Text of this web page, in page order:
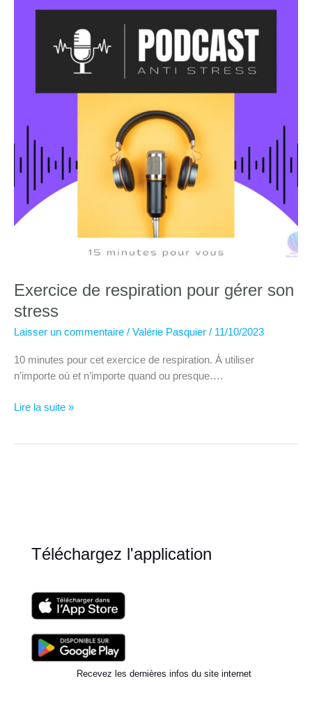
Exercice de respiration pour gérer son
stress
Laisser un commentaire / Valérie Pasquier / 11/10/2023
10 minutes pour cet exercice de respiration. À utiliser
n’importe où et n’importe quand ou presque….
Exercice
Lire la suite »
Téléchargez l'application
Recevez les dernières infos du site internet